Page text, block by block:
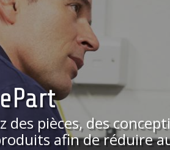
des pièces, des
afin de réduire